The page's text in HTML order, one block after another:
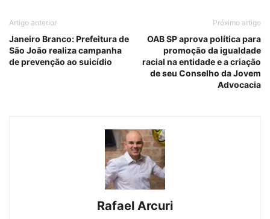
Artigo anterior
Janeiro Branco: Prefeitura de
São João realiza campanha
de prevenção ao suicídio
Próximo artigo
OAB SP aprova política para
promoção da igualdade
racial na entidade e a criação
de seu Conselho da Jovem
Advocacia
Rafael Arcuri